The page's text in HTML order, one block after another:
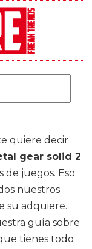
quiere decir
gear solid 2
juegos. Eso
nuestros
su adquiere.
guía sobre
tienes todo